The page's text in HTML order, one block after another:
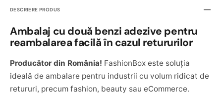
DESCRIERE PRODUS
Ambalaj cu două benzi adezive pentru
reambalarea facilă în cazul retururilor
Producător din România! FashionBox este soluția
ideală de ambalare pentru industrii cu volum ridicat de
retururi, precum fashion, beauty sau eCommerce.